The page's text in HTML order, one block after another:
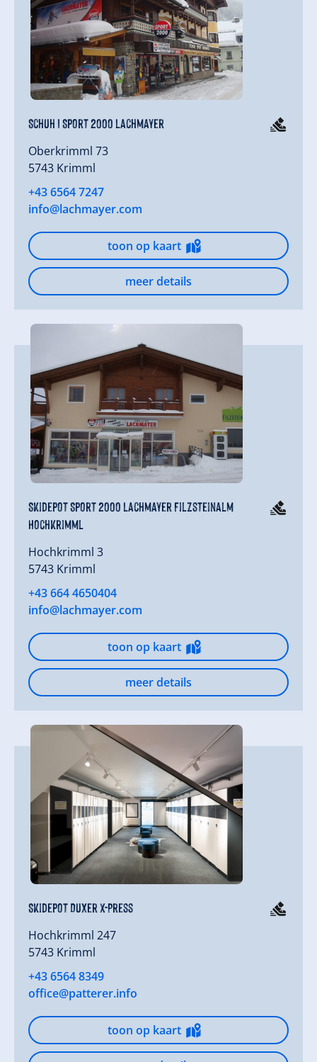
Schuh I Sport 2000 Lachmayer
Oberkrimml 73
5743 Krimml
+43 6564 7247
info@lachmayer.com
toon op kaart
meer details
Skidepot Sport 2000 Lachmayer Filzsteinalm
Hochkrimml
Hochkrimml 3
5743 Krimml
+43 664 4650404
info@lachmayer.com
toon op kaart
meer details
Skidepot Duxer X-Press
Hochkrimml 247
5743 Krimml
+43 6564 8349
office@patterer.info
toon op kaart